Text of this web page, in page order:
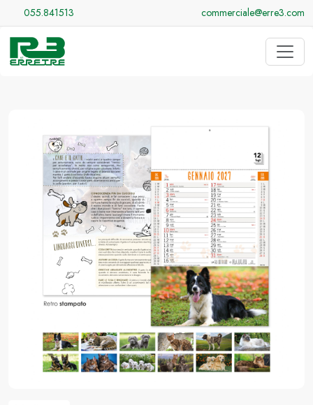
055.841513 commerciale@erre3.com